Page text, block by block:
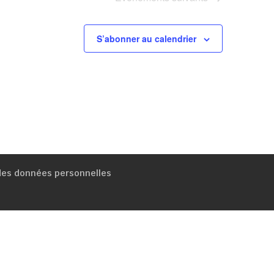
S’abonner au calendrier
données personnelles